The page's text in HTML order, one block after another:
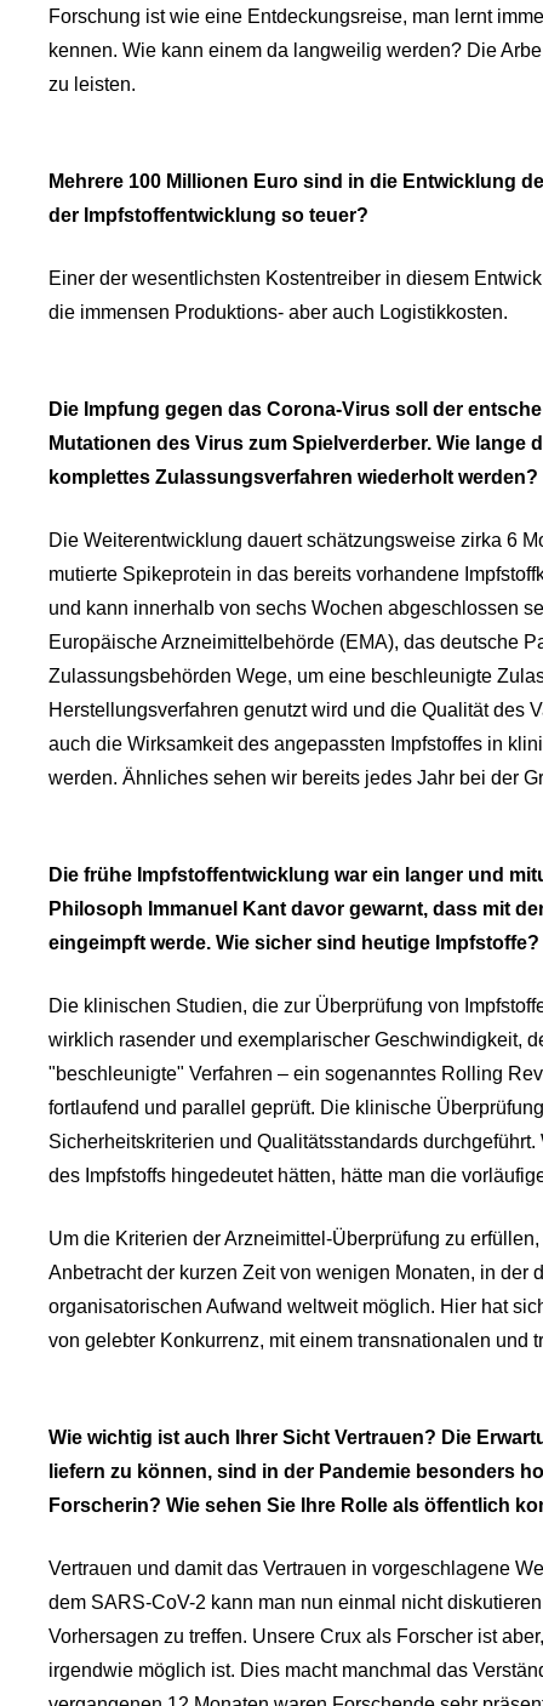
Forschung ist wie eine Entdeckungsreise, man lernt
kennen. Wie kann einem da langweilig werden? Die
zu leisten.
Mehrere 100 Millionen Euro sind in die Entwicklung
der Impfstoffentwicklung so teuer?
Einer der wesentlichsten Kostentreiber in diesem
die immensen Produktions- aber auch Logistikkosten.
Die Impfung gegen das Corona-Virus soll der
Mutationen des Virus zum Spielverderber. Wie
komplettes Zulassungsverfahren wiederholt werden?
Die Weiterentwicklung dauert schätzungsweise zirka 6
mutierte Spikeprotein in das bereits vorhandene
und kann innerhalb von sechs Wochen abgeschlossen
Europäische Arzneimittelbehörde (EMA), das deutsche
Zulassungsbehörden Wege, um eine beschleunigte
Herstellungsverfahren genutzt wird und die Qualität des
auch die Wirksamkeit des angepassten Impfstoffes in
werden. Ähnliches sehen wir bereits jedes Jahr bei der
Die frühe Impfstoffentwicklung war ein langer und
Philosoph Immanuel Kant davor gewarnt, dass mit
eingeimpft werde. Wie sicher sind heutige Impfstoffe?
Die klinischen Studien, die zur Überprüfung von
wirklich rasender und exemplarischer Geschwindigkeit,
"beschleunigte" Verfahren – ein sogenanntes Rolling
fortlaufend und parallel geprüft. Die klinische
Sicherheitskriterien und Qualitätsstandards
des Impfstoffs hingedeutet hätten, hätte man die
Um die Kriterien der Arzneimittel-Überprüfung zu
Anbetracht der kurzen Zeit von wenigen Monaten, in
organisatorischen Aufwand weltweit möglich. Hier hat
von gelebter Konkurrenz, mit einem transnationalen und
Wie wichtig ist auch Ihrer Sicht Vertrauen? Die
liefern zu können, sind in der Pandemie besonders
Forscherin? Wie sehen Sie Ihre Rolle als öffentlich
Vertrauen und damit das Vertrauen in vorgeschlagene
dem SARS-CoV-2 kann man nun einmal nicht
Vorhersagen zu treffen. Unsere Crux als Forscher ist
irgendwie möglich ist. Dies macht manchmal das